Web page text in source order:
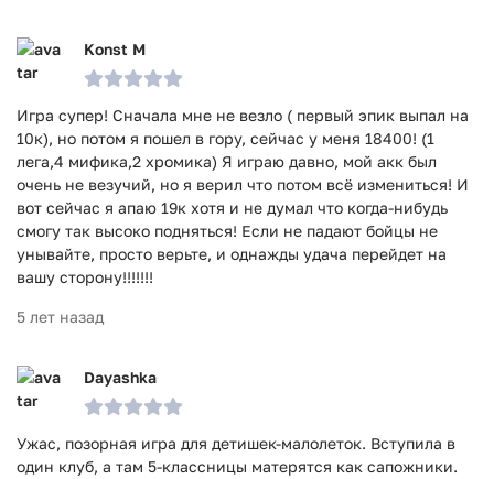
Konst M
Игра супер! Сначала мне не везло ( первый эпик выпал на
10к), но потом я пошел в гору, сейчас у меня 18400! (1
лега,4 мифика,2 хромика) Я играю давно, мой акк был
очень не везучий, но я верил что потом всё измениться! И
вот сейчас я апаю 19к хотя и не думал что когда-нибудь
смогу так высоко подняться! Если не падают бойцы не
унывайте, просто верьте, и однажды удача перейдет на
вашу сторону!!!!!!!
5 лет назад
Dayashka
Ужас, позорная игра для детишек-малолеток. Вступила в
один клуб, а там 5-классницы матерятся как сапожники.